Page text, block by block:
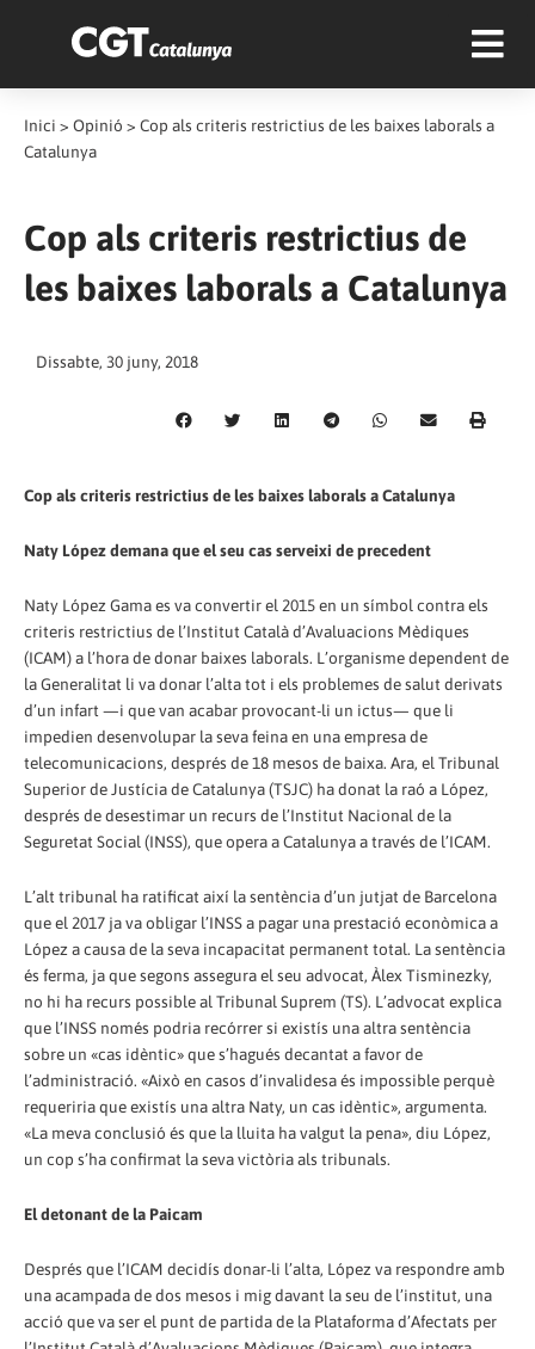
Inici > Opinió > Cop als criteris restrictius de les baixes laborals a
Catalunya
Cop als criteris restrictius de
les baixes laborals a Catalunya
Dissabte, 30 juny, 2018
Cop als criteris restrictius de les baixes laborals a Catalunya
Naty López demana que el seu cas serveixi de precedent
Naty López Gama es va convertir el 2015 en un símbol contra els
criteris restrictius de l’Institut Català d’Avaluacions Mèdiques
(ICAM) a l’hora de donar baixes laborals. L’organisme dependent de
la Generalitat li va donar l’alta tot i els problemes de salut derivats
d’un infart —i que van acabar provocant-li un ictus— que li
impedien desenvolupar la seva feina en una empresa de
telecomunicacions, després de 18 mesos de baixa. Ara, el Tribunal
Superior de Justícia de Catalunya (TSJC) ha donat la raó a López,
després de desestimar un recurs de l’Institut Nacional de la
Seguretat Social (INSS), que opera a Catalunya a través de l’ICAM.
L’alt tribunal ha ratificat així la sentència d’un jutjat de Barcelona
que el 2017 ja va obligar l’INSS a pagar una prestació econòmica a
López a causa de la seva incapacitat permanent total. La sentència
és ferma, ja que segons assegura el seu advocat, Àlex Tisminezky,
no hi ha recurs possible al Tribunal Suprem (TS). L’advocat explica
que l’INSS només podria recórrer si existís una altra sentència
sobre un «cas idèntic» que s’hagués decantat a favor de
l’administració. «Això en casos d’invalidesa és impossible perquè
requeriria que existís una altra Naty, un cas idèntic», argumenta.
«La meva conclusió és que la lluita ha valgut la pena», diu López,
un cop s’ha confirmat la seva victòria als tribunals.
El detonant de la Paicam
Després que l’ICAM decidís donar-li l’alta, López va respondre amb
una acampada de dos mesos i mig davant la seu de l’institut, una
acció que va ser el punt de partida de la Plataforma d’Afectats per